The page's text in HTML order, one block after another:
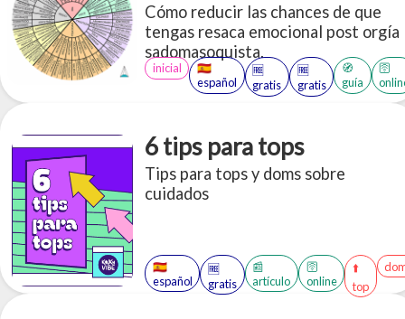
Cómo reducir las chances de que
tengas resaca emocional post orgía
sadomasoquista.
inicial
🇪🇸
español
🆓
gratis
🆓
gratis
🧭
guía
🛜
6 tips para tops
Tips para tops y doms sobre
cuidados
🇪🇸
español
🆓
gratis
📰
artículo
🛜
online
⬆️
top